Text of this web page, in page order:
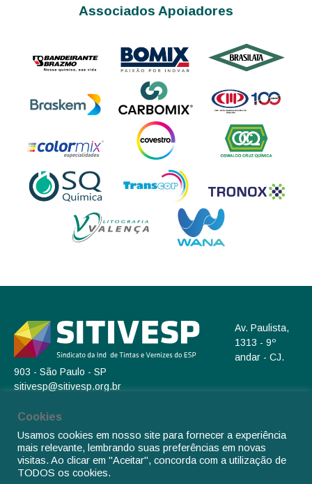
Associados Apoiadores
Av. Paulista,
1313 - 9º
andar - CJ.
903 - São Paulo - SP
sitivesp@sitivesp.org.br
Cadastre-se em nosso Newsletter
Cookies
Usamos cookies em nosso site para fornecer a experiência
mais relevante, lembrando suas preferências em novas
visitas. Ao clicar em "Aceitar", concorda com a utilização de
TODOS os cookies.